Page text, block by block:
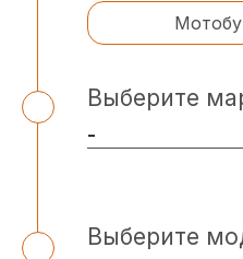
Выберите
Выберите